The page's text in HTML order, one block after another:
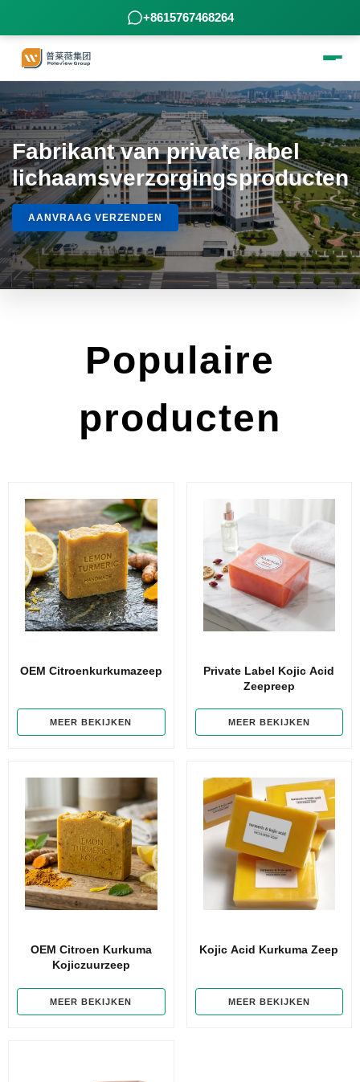
+8615767468264
Fabrikant van private label
lichaamsverzorgingsproducten
AANVRAAG VERZENDEN
Populaire
producten
OEM Citroenkurkumazeep​
MEER BEKIJKEN
Private Label Kojic Acid
Zeepreep
MEER BEKIJKEN
OEM Citroen Kurkuma
Kojiczuurzeep
MEER BEKIJKEN
Kojic Acid Kurkuma Zeep
MEER BEKIJKEN